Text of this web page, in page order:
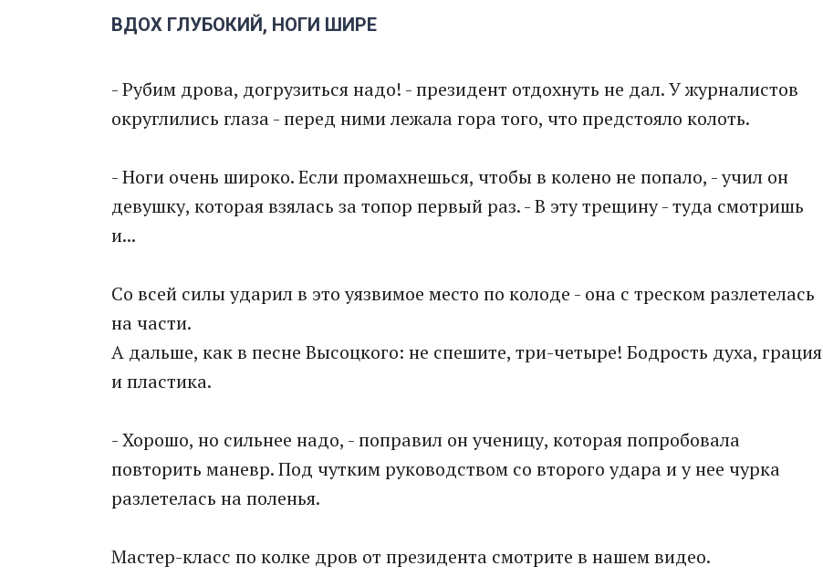
ВДОХ ГЛУБОКИЙ, НОГИ ШИРЕ
- Рубим дрова, догрузиться надо! - президент отдохнуть не дал. У журналистов
округлились глаза - перед ними лежала гора того, что предстояло колоть.
- Ноги очень широко. Если промахнешься, чтобы в колено не попало, - учил он
девушку, которая взялась за топор первый раз. - В эту трещину - туда смотришь
и...
Со всей силы ударил в это уязвимое место по колоде - она с треском разлетелась
на части.
А дальше, как в песне Высоцкого: не спешите, три-четыре! Бодрость духа, грация
и пластика.
- Хорошо, но сильнее надо, - поправил он ученицу, которая попробовала
повторить маневр. Под чутким руководством со второго удара и у нее чурка
разлетелась на поленья.
Мастер-класс по колке дров от президента смотрите в нашем видео.